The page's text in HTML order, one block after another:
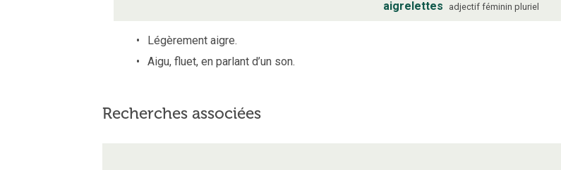
aigrelettes adjectif féminin pluriel
Légèrement aigre.
Aigu, fluet, en parlant d’un son.
Recherches associées